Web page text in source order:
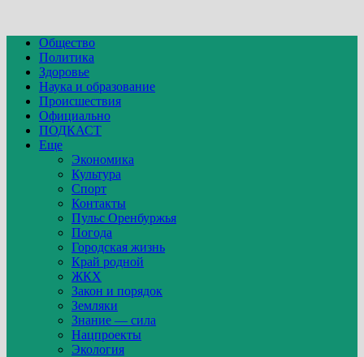
Общество
Политика
Здоровье
Наука и образование
Происшествия
Официально
ПОДКАСТ
Еще
Экономика
Культура
Спорт
Контакты
Пульс Оренбуржья
Погода
Городская жизнь
Край родной
ЖКХ
Закон и порядок
Земляки
Знание — сила
Нацпроекты
Экология